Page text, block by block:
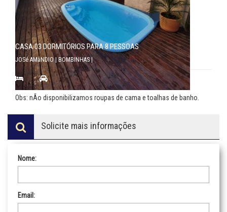
CASA 03 DORMITÓRIOS PARA 8 PESSOAS
JOSé AMâNDIO | BOMBINHAS |
3 | | Consulte
Obs: nÃo disponibilizamos roupas de cama e toalhas de banho.
Solicite mais informações
Nome:
Email: